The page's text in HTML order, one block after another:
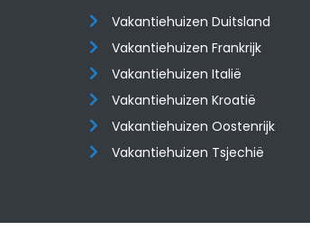
Vakantiehuizen Duitsland
Vakantiehuizen Frankrijk
Vakantiehuizen Italië
Vakantiehuizen Kroatië
​​​​​​​Vakantiehuizen Oostenrijk
Vakantiehuizen Tsjechië